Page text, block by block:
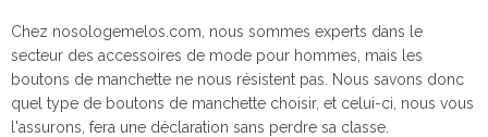
Chez nosologemelos.com, nous sommes experts dans le
secteur des accessoires de mode pour hommes, mais les
boutons de manchette ne nous résistent pas. Nous savons donc
quel type de boutons de manchette choisir, et celui-ci, nous vous
l'assurons, fera une déclaration sans perdre sa classe.